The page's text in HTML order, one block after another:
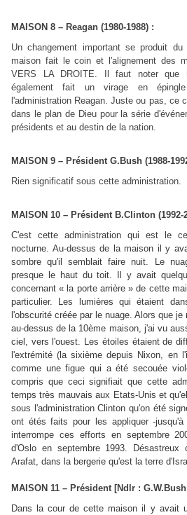
MAISON 8 – Reagan (1980-1988) :
Un changement important se produit
maison fait le coin et l'alignement des
VERS LA DROITE. Il faut noter que
également fait un virage en
l'administration Reagan. Juste ou pas, ce
dans le plan de Dieu pour la série
présidents et au destin de la nation.
MAISON 9 – Président G.Bush (1988-
Rien significatif sous cette administration.
MAISON 10 – Président B.Clinton (1992-
C'est cette administration qui est le
nocturne. Au-dessus de la maison il y
sombre qu'il semblait faire nuit. Le
presque le haut du toit. Il y avait
concernant « la porte arrière » de cette
particulier. Les lumières qui étaient
l'obscurité créée par le nuage. Alors que
au-dessus de la 10ème maison, j'ai vu
ciel, vers l'ouest. Les étoiles étaient de
l'extrémité (la sixième depuis Nixon, en
comme une figue qui a été secouée
compris que ceci signifiait que cette
temps très mauvais aux Etats-Unis et
sous l'administration Clinton qu'on été
ont étés faits pour les appliquer -
interrompe ces efforts en septembre
d'Oslo en septembre 1993.
Arafat, dans la bergerie qu'est la terre
MAISON 11 – Président [Ndlr : G.W.Bush
Dans la cour de cette maison il y avait